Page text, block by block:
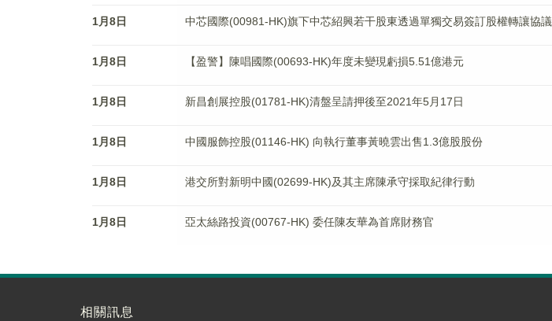
1月8日 中芯國際(00981-HK)旗下中芯紹興若干股東透過單獨交易簽訂股權轉讓協議
1月8日 【盈警】陳唱國際(00693-HK)年度未變現虧損5.51億港元
1月8日 新昌創展控股(01781-HK)清盤呈請押後至2021年5月17日
1月8日 中國服飾控股(01146-HK) 向執行董事黃曉雲出售1.3億股股份
1月8日 港交所對新明中國(02699-HK)及其主席陳承守採取紀律行動
1月8日 亞太絲路投資(00767-HK) 委任陳友華為首席財務官
相關訊息